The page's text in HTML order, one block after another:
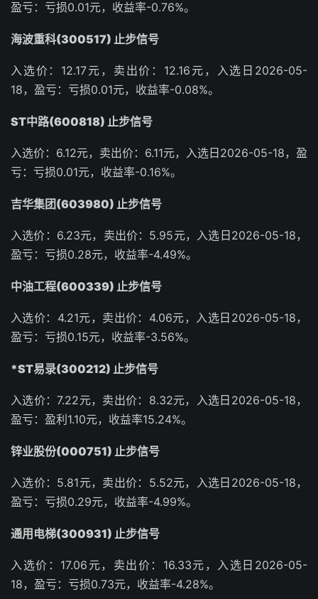
盈亏：亏损0.01元，收益率-0.76%。
海波重科(300517) 止步信号
入选价：12.17元，卖出价：12.16元，入选日2026-05-
18，盈亏：亏损0.01元，收益率-0.08%。
ST中路(600818) 止步信号
入选价：6.12元，卖出价：6.11元，入选日2026-05-18，盈
亏：亏损0.01元，收益率-0.16%。
吉华集团(603980) 止步信号
入选价：6.23元，卖出价：5.95元，入选日2026-05-18，
盈亏：亏损0.28元，收益率-4.49%。
中油工程(600339) 止步信号
入选价：4.21元，卖出价：4.06元，入选日2026-05-18，
盈亏：亏损0.15元，收益率-3.56%。
*ST易录(300212) 止步信号
入选价：7.22元，卖出价：8.32元，入选日2026-05-18，
盈亏：盈利1.10元，收益率15.24%。
锌业股份(000751) 止步信号
入选价：5.81元，卖出价：5.52元，入选日2026-05-18，
盈亏：亏损0.29元，收益率-4.99%。
通用电梯(300931) 止步信号
入选价：17.06元，卖出价：16.33元，入选日2026-05-
18，盈亏：亏损0.73元，收益率-4.28%。